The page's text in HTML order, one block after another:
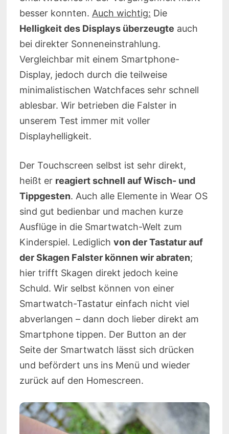
besser konnten. Auch wichtig: Die
Helligkeit des Displays überzeugte auch
bei direkter Sonneneinstrahlung.
Vergleichbar mit einem Smartphone-
Display, jedoch durch die teilweise
minimalistischen Watchfaces sehr schnell
ablesbar. Wir betrieben die Falster in
unserem Test immer mit voller
Displayhelligkeit.
Der Touchscreen selbst ist sehr direkt,
heißt er reagiert schnell auf Wisch- und
Tippgesten. Auch alle Elemente in Wear OS
sind gut bedienbar und machen kurze
Ausflüge in die Smartwatch-Welt zum
Kinderspiel. Lediglich von der Tastatur auf
der Skagen Falster können wir abraten;
hier trifft Skagen direkt jedoch keine
Schuld. Wir selbst können von einer
Smartwatch-Tastatur einfach nicht viel
abverlangen – dann doch lieber direkt am
Smartphone tippen. Der Button an der
Seite der Smartwatch lässt sich drücken
und befördert uns ins Menü und wieder
zurück auf den Homescreen.